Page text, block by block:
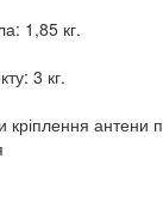
1,85 кг.
3 кг.
кріплення антени